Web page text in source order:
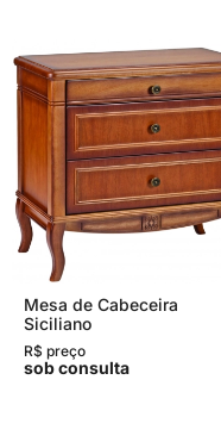
Mesa de Cabeceira
Siciliano
R$ preço
sob consulta